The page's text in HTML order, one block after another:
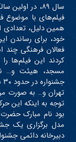
سال ۸۹، در
فیلم‌های با موضوع
همین دلیل، تعدادی
خود، برای رساندن
فعالان فرهنگی چند
کردند این فیلم‌ها
مسجد، هیئت و…
توجه به اینکه این
بود نام مبارک
مدل برگزاری یک
دبیرخانه دائمی